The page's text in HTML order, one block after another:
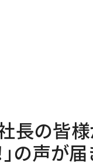
長の皆様
」の声が